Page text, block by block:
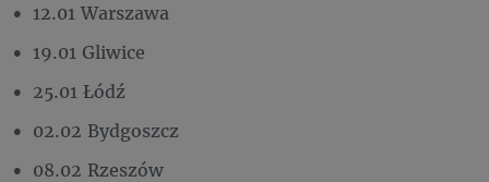
12.01 Warszawa
19.01 Gliwice
25.01 Łódź
02.02 Bydgoszcz
08.02 Rzeszów